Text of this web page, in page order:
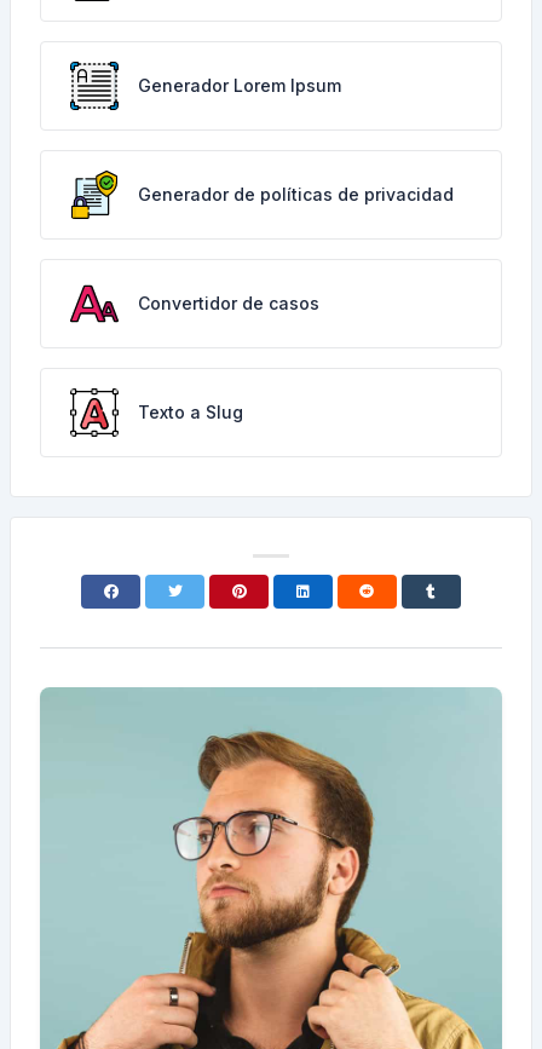
Generador Lorem Ipsum
Generador de políticas de privacidad
Convertidor de casos
Texto a Slug